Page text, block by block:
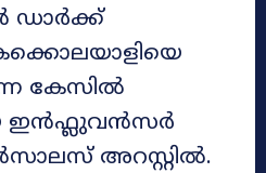
ഡാർക്ക്
കേസിൽ
ഇൻഫ്ലുവൻസർ
അറസ്റ്റിൽ.